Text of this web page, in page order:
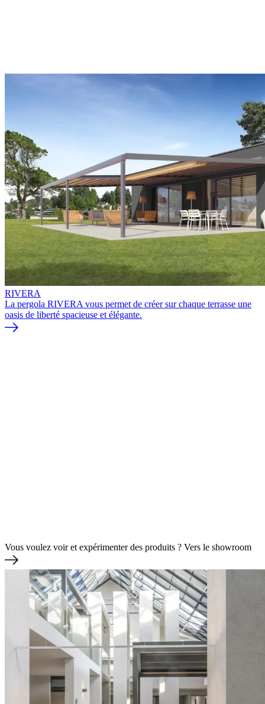
RIVERA
La pergola RIVERA vous permet de créer sur chaque terrasse une
oasis de liberté spacieuse et élégante.
Vous voulez voir et expérimenter des produits ? Vers le showroom